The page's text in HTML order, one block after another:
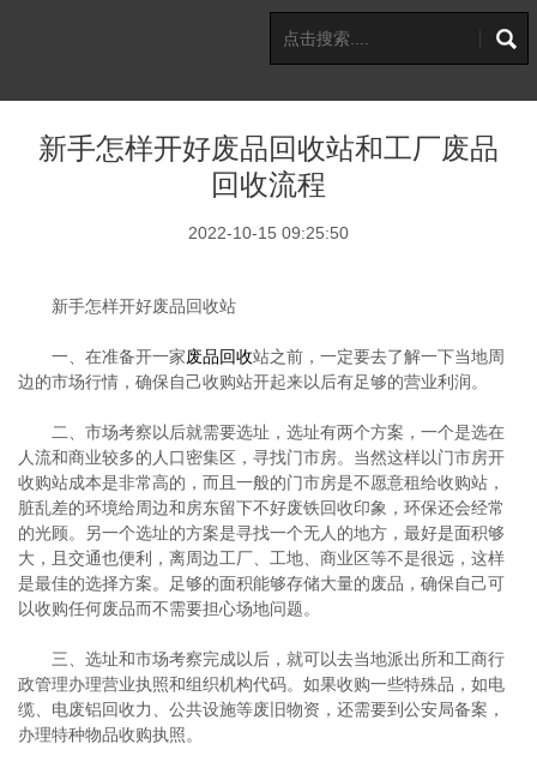
新手怎样开好废品回收站和工厂废品
回收流程
2022-10-15 09:25:50
新手怎样开好废品回收站
一、在准备开一家废品回收站之前，一定要去了解一下当地周
边的市场行情，确保自己收购站开起来以后有足够的营业利润。
二、市场考察以后就需要选址，选址有两个方案，一个是选在
人流和商业较多的人口密集区，寻找门市房。当然这样以门市房开
收购站成本是非常高的，而且一般的门市房是不愿意租给收购站，
脏乱差的环境给周边和房东留下不好废铁回收印象，环保还会经常
的光顾。另一个选址的方案是寻找一个无人的地方，最好是面积够
大，且交通也便利，离周边工厂、工地、商业区等不是很远，这样
是最佳的选择方案。足够的面积能够存储大量的废品，确保自己可
以收购任何废品而不需要担心场地问题。
三、选址和市场考察完成以后，就可以去当地派出所和工商行
政管理办理营业执照和组织机构代码。如果收购一些特殊品，如电
缆、电废铝回收力、公共设施等废旧物资，还需要到公安局备案，
办理特种物品收购执照。